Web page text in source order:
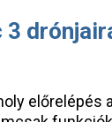
3
előrelépés